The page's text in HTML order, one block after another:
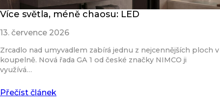
Více světla, méně chaosu: LED
13. července 2026
Zrcadlo nad umyvadlem zabírá jednu z nejcennějších ploch v
koupelně. Nová řada GA 1 od české značky NIMCO ji
využívá…
Přečíst článek